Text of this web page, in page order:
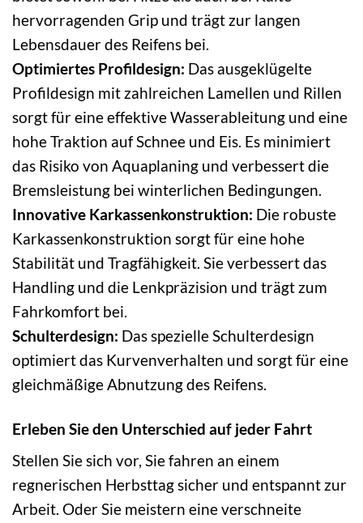
hervorragenden Grip und trägt zur langen
Lebensdauer des Reifens bei.
Optimiertes Profildesign: Das ausgeklügelte
Profildesign mit zahlreichen Lamellen und Rillen
sorgt für eine effektive Wasserableitung und eine
hohe Traktion auf Schnee und Eis. Es minimiert
das Risiko von Aquaplaning und verbessert die
Bremsleistung bei winterlichen Bedingungen.
Innovative Karkassenkonstruktion: Die robuste
Karkassenkonstruktion sorgt für eine hohe
Stabilität und Tragfähigkeit. Sie verbessert das
Handling und die Lenkpräzision und trägt zum
Fahrkomfort bei.
Schulterdesign: Das spezielle Schulterdesign
optimiert das Kurvenverhalten und sorgt für eine
gleichmäßige Abnutzung des Reifens.
Erleben Sie den Unterschied auf jeder Fahrt
Stellen Sie sich vor, Sie fahren an einem
regnerischen Herbsttag sicher und entspannt zur
Arbeit. Oder Sie meistern eine verschneite